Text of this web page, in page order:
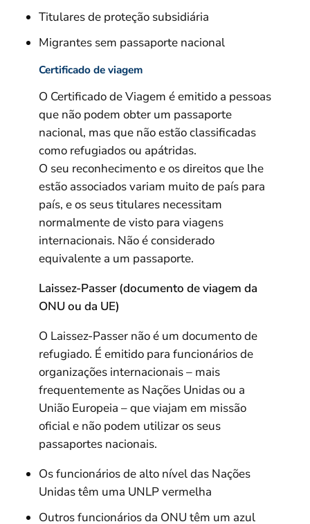
Titulares de proteção subsidiária
Migrantes sem passaporte nacional
Certificado de viagem
O Certificado de Viagem é emitido a pessoas
que não podem obter um passaporte
nacional, mas que não estão classificadas
como refugiados ou apátridas.
O seu reconhecimento e os direitos que lhe
estão associados variam muito de país para
país, e os seus titulares necessitam
normalmente de visto para viagens
internacionais. Não é considerado
equivalente a um passaporte.
Laissez-Passer (documento de viagem da
ONU ou da UE)
O Laissez-Passer não é um documento de
refugiado. É emitido para funcionários de
organizações internacionais – mais
frequentemente as Nações Unidas ou a
União Europeia – que viajam em missão
oficial e não podem utilizar os seus
passaportes nacionais.
Os funcionários de alto nível das Nações
Unidas têm uma UNLP vermelha
Outros funcionários da ONU têm um azul